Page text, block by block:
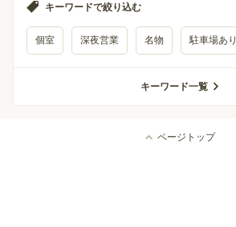
キーワードで絞り込む
個室 深夜営業 名物 駐車場あり
キーワード一覧
ページトップ